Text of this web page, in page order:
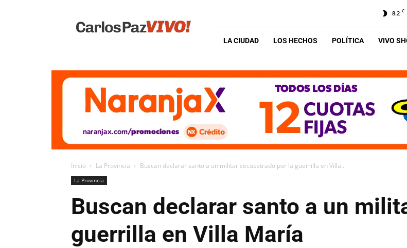
Vivo
8.2 C
LA CIUDAD LOS HECHOS POLÍTICA VIVO
Inicio La Provincia Buscan declarar santo a un militar secuestrado por la guerrilla en Villa...
La Provincia
Buscan declarar santo a un
guerrilla en Villa María